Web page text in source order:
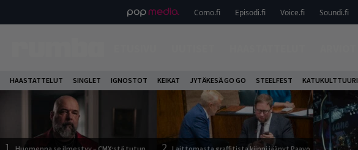
Como.fi Episodi.fi Voice.fi Soundi.fi
HAASTATTELUT SINGLET IGNOSTOT KEIKAT JYTÄKESÄ GO GO STEELFEST KATUKULTTUURI